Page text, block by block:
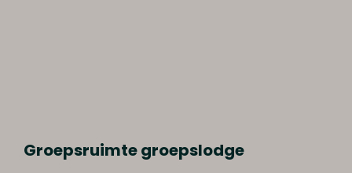
Groepsruimte groepslodge